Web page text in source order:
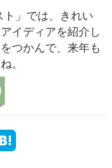
」では、きれい
イディアを紹介し
つかんで、来年も
。